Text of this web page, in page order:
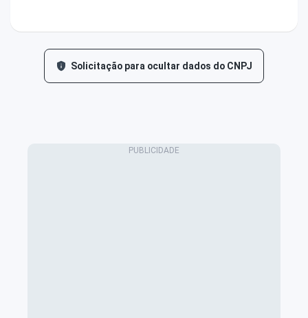
Solicitação para ocultar dados do CNPJ